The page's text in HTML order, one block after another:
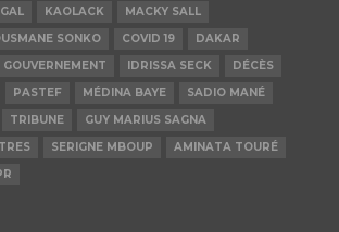
KAOLACK
MACKY SALL
SONKO COVID 19
DAKAR
GOUVERNEMENT IDRISSA SECK
DÉCÈS
PASTEF MÉDINA BAYE
SADIO MANÉ
TRIBUNE
GUY MARIUS SAGNA
SERIGNE MBOUP
AMINATA TOURÉ